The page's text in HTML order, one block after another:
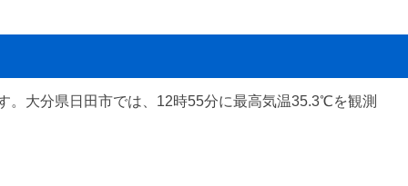
。大分県日田市では、12時55分に最高気温35.3℃を観測